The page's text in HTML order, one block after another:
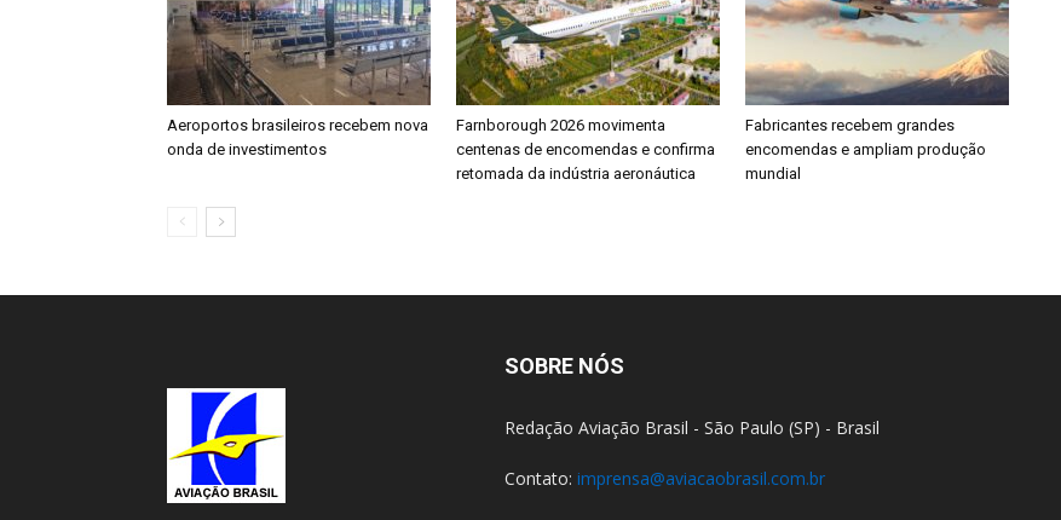
Aeroportos brasileiros recebem nova
onda de investimentos
Farnborough 2026 movimenta
centenas de encomendas e confirma
retomada da indústria aeronáutica
Fabricantes recebem grandes
encomendas e ampliam produção
mundial
SOBRE NÓS
Redação Aviação Brasil - São Paulo (SP) - Brasil
Contato: imprensa@aviacaobrasil.com.br